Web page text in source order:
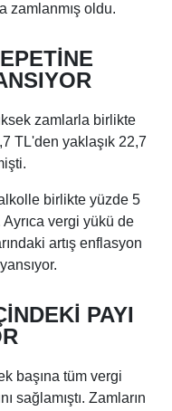
zamlanmış oldu.
zamlarla birlikte
TL'den yaklaşık 22,7
birlikte yüzde 5
Ayrıca vergi yükü de
artış enflasyon
PAYI
başına tüm vergi
sağlamıştı. Zamların